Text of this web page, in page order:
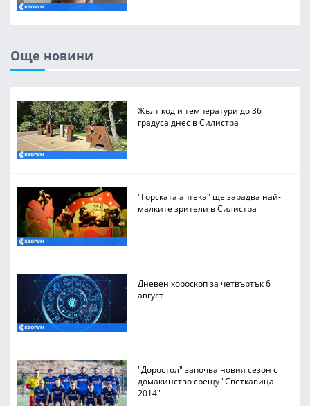
Още новини
Жълт код и температури до 36
градуса днес в Силистра
"Горската аптека" ще зарадва най-
малките зрители в Силистра
Дневен хороскоп за четвъртък 6
август
"Доростол" започва новия сезон с
домакинство срещу "Светкавица
2014"